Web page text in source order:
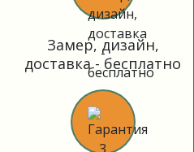
Замер, дизайн,
доставка - бесплатно